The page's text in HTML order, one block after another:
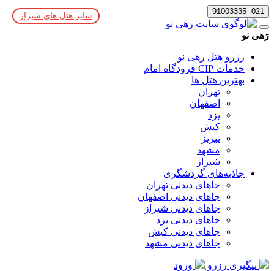
021- 91003335
رَهی نو
رزرو هتل رهی نو
خدمات CIP فرودگاه امام
بهترین هتل ها
تهران
اصفهان
یزد
کیش
تبریز
مشهد
شیراز
جاذبه‌های گردشگری
جاهای دیدنی تهران
جاهای دیدنی اصفهان
جاهای دیدنی شیراز
جاهای دیدنی یزد
جاهای دیدنی کیش
جاهای دیدنی مشهد
پیگیری رزرو ورود
سایر هتل های شیراز